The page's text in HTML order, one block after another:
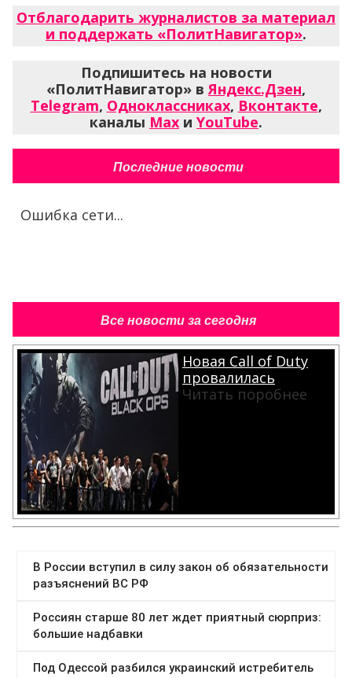
Отблагодарить журналистов за материал
и поддержать «ПолитНавигатор».
Подпишитесь на новости
«ПолитНавигатор» вЯндекс.Дзен,
Telegram, Одноклассниках, Вконтакте,
каналы Max и YouTube.
Последние новости
Ошибка сети...
Все новости за сегодня
Новая Call of Duty
провалилась
Читать поробнее